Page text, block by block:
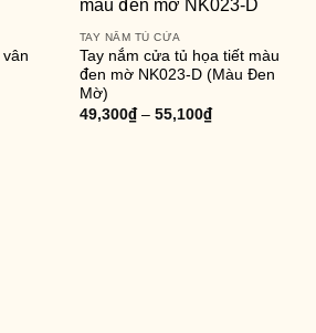
TAY NẮM TỦ CỬA
Tay nắm cửa tủ họa tiết màu
đen mờ NK023-D (Màu Đen
Mờ)
49,300₫– 55,100₫